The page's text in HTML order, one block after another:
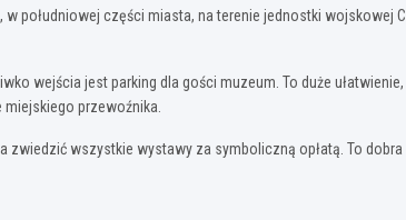
południowej części miasta, na terenie jednostki
wejścia jest parking dla gości muzeum. To duże
przewoźnika.
zwiedzić wszystkie wystawy za symboliczną opłatą. To